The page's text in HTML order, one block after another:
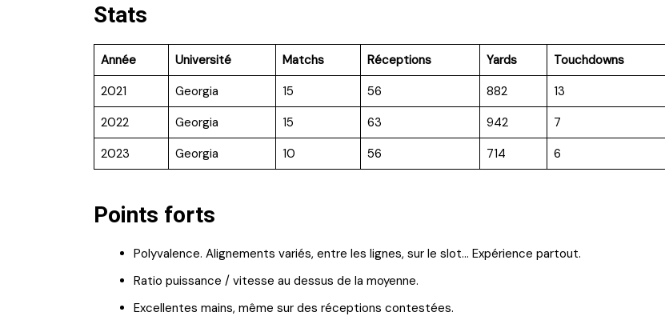
Stats
Année Université Matchs Réceptions Yards
Touchdowns
2021
Georgia 15 56 882
13
2022
Georgia 15 63 942
7
2023
Georgia 10 56 714 6
Points forts
Polyvalence. Alignements variés, entre les lignes, sur le slot… Expérience partout.
Ratio puissance / vitesse au dessus de la moyenne.
Excellentes mains, même sur des réceptions contestées.